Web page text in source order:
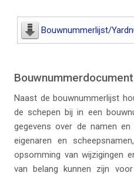
Bouwnummerlijst/
Naast de bouwnummerlijst
de schepen bij in een
gegevens over de namen en
eigenaren en
opsomming van wijzigingen
van belang kunnen zijn